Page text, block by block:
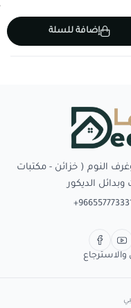
إضافة للسلة
النوم ( خزائن - مكتبات